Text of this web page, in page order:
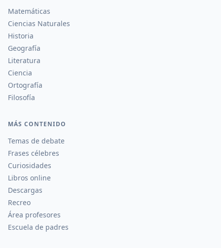
Matemáticas
Ciencias Naturales
Historia
Geografía
Literatura
Ciencia
Ortografía
Filosofía
MÁS CONTENIDO
Temas de debate
Frases célebres
Curiosidades
Libros online
Descargas
Recreo
Área profesores
Escuela de padres